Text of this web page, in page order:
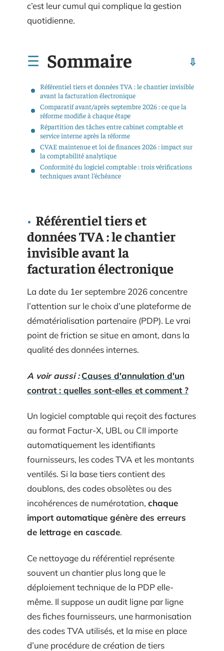
c’est leur cumul qui complique la gestion
quotidienne.
Sommaire
Référentiel tiers et données TVA : le chantier invisible
avant la facturation électronique
Comparatif avant/après septembre 2026 : ce que la
réforme modifie à chaque étape
Répartition des tâches entre cabinet comptable et
service interne après la réforme
CVAE maintenue et loi de finances 2026 : impact sur
la comptabilité analytique
Conformité du logiciel comptable : trois vérifications
techniques avant l’échéance
Référentiel tiers et
données TVA : le chantier
invisible avant la
facturation électronique
La date du 1er septembre 2026 concentre
l’attention sur le choix d’une plateforme de
dématérialisation partenaire (PDP). Le vrai
point de friction se situe en amont, dans la
qualité des données internes.
A voir aussi : Causes d'annulation d'un
contrat : quelles sont-elles et comment ?
Un logiciel comptable qui reçoit des factures
au format Factur-X, UBL ou CII importe
automatiquement les identifiants
fournisseurs, les codes TVA et les montants
ventilés. Si la base tiers contient des
doublons, des codes obsolètes ou des
incohérences de numérotation, chaque
import automatique génère des erreurs
de lettrage en cascade.
Ce nettoyage du référentiel représente
souvent un chantier plus long que le
déploiement technique de la PDP elle-
même. Il suppose un audit ligne par ligne
des fiches fournisseurs, une harmonisation
des codes TVA utilisés, et la mise en place
d’une procédure de création de tiers